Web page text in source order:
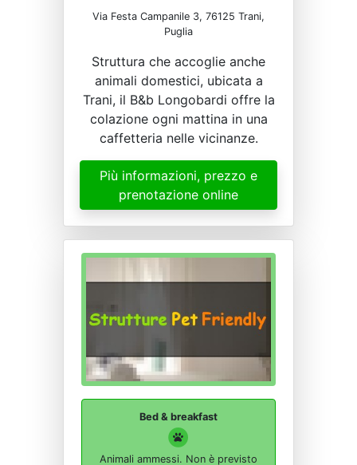
Via Festa Campanile 3, 76125 Trani,
Puglia
Struttura che accoglie anche
animali domestici, ubicata a
Trani, il B&b Longobardi offre la
colazione ogni mattina in una
caffetteria nelle vicinanze.
Più informazioni, prezzo e
prenotazione online
Bed & breakfast
Animali ammessi. Non è previsto